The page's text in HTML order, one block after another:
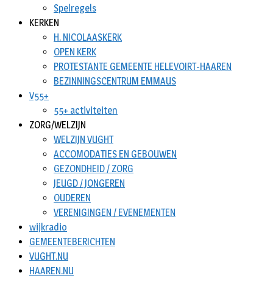
Spelregels
KERKEN
H. NICOLAASKERK
OPEN KERK
PROTESTANTE GEMEENTE HELEVOIRT-HAAREN
BEZINNINGSCENTRUM EMMAUS
V55+
55+ activiteiten
ZORG/WELZIJN
WELZIJN VUGHT
ACCOMODATIES EN GEBOUWEN
GEZONDHEID / ZORG
JEUGD / JONGEREN
OUDEREN
VERENIGINGEN / EVENEMENTEN
wijkradio
GEMEENTEBERICHTEN
VUGHT.NU
HAAREN.NU